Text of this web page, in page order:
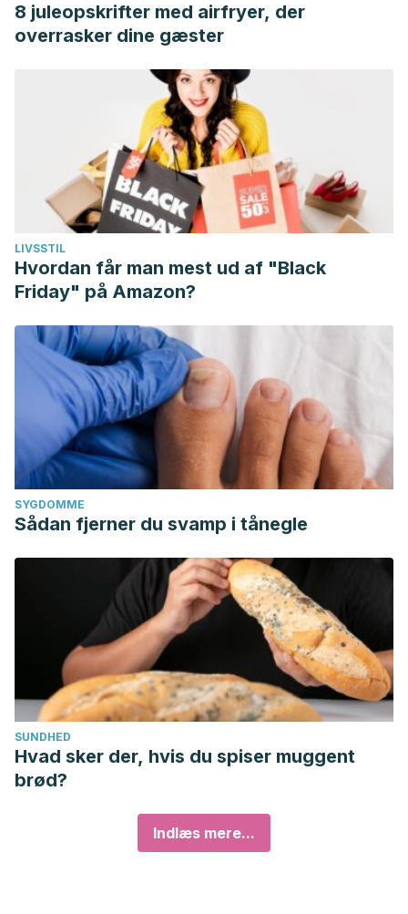
8 juleopskrifter med airfryer, der
overrasker dine gæster
LIVSSTIL
Hvordan får man mest ud af "Black
Friday" på Amazon?
SYGDOMME
Sådan fjerner du svamp i tånegle
SUNDHED
Hvad sker der, hvis du spiser muggent
brød?
Indlæs mere...